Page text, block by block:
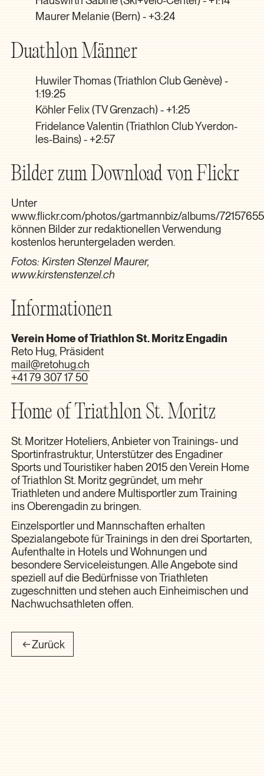
Maurer Melanie (Bern) - +3:24
Duathlon Männer
Huwiler Thomas (Triathlon Club Genève) -
1:19:25
Köhler Felix (TV Grenzach) - +1:25
Fridelance Valentin (Triathlon Club Yverdon-
les-Bains) - +2:57
Bilder zum Download von Flickr
Unter
www.flickr.com/photos/gartmannbiz/albums/
können Bilder zur redaktionellen Verwendung
kostenlos heruntergeladen werden.
Fotos: Kirsten Stenzel Maurer,
www.kirstenstenzel.ch
Informationen
Verein Home of Triathlon St. Moritz Engadin
Reto Hug, Präsident
mail@retohug.ch
+41 79 307 17 50
Home of Triathlon St. Moritz
St. Moritzer Hoteliers, Anbieter von Trainings- und
Sportinfrastruktur, Unterstützer des Engadiner
Sports und Touristiker haben 2015 den Verein Home
of Triathlon St. Moritz gegründet, um mehr
Triathleten und andere Multisportler zum Training
ins Oberengadin zu bringen.
Einzelsportler und Mannschaften erhalten
Spezialangebote für Trainings in den drei Sportarten,
Aufenthalte in Hotels und Wohnungen und
besondere Serviceleistungen. Alle Angebote sind
speziell auf die Bedürfnisse von Triathleten
zugeschnitten und stehen auch Einheimischen und
Nachwuchsathleten offen.
Zurück